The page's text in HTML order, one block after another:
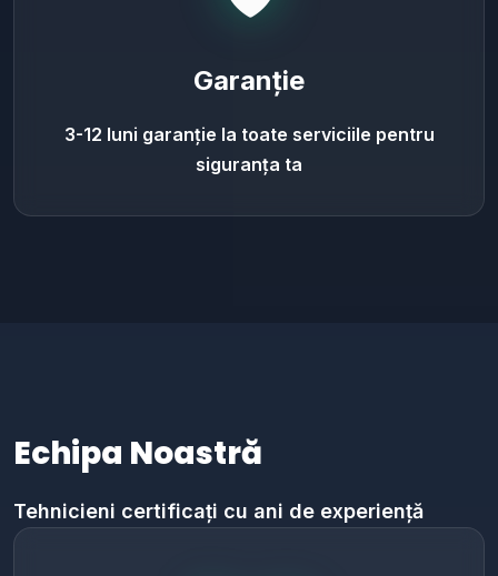
Garanție
3-12 luni garanție la toate serviciile pentru
siguranța ta
Echipa Noastră
Tehnicieni certificați cu ani de experiență